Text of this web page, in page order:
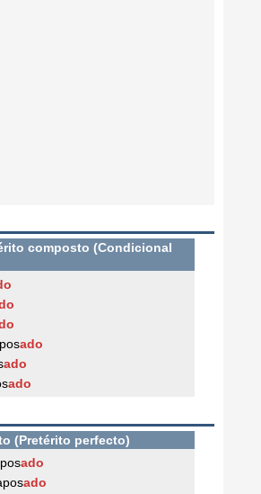
composto (Condicional
ado
ado
ado
(Pretérito perfecto)
ado
ado